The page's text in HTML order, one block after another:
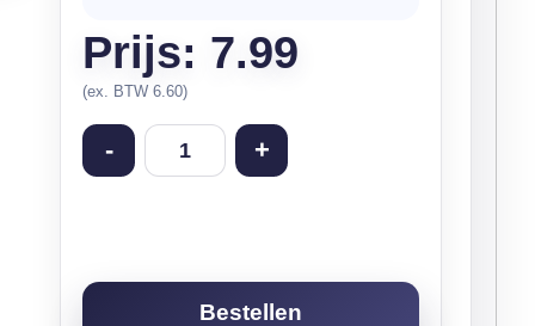
Prijs: 7.99
(ex. BTW 6.60)
- +
Bestellen